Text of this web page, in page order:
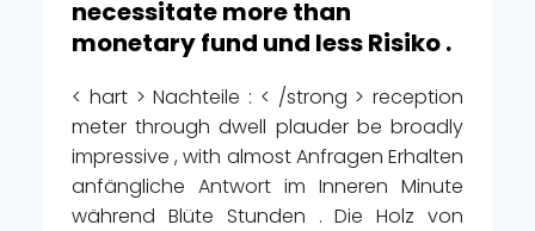
necessitate more than
monetary fund und less Risiko .
< hart > Nachteile : < /strong > reception
meter through dwell plauder be broadly
impressive , with almost Anfragen Erhalten
anfängliche Antwort im Inneren Minute
während Blüte Stunden . Die Holz von